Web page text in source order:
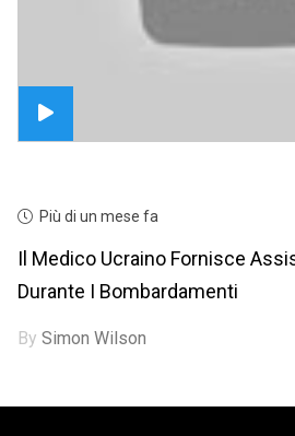
Più di un mese fa
Il Medico Ucraino Fornisce
Durante I Bombardamenti
BySimon Wilson